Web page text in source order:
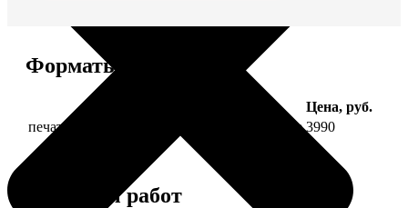
Форматы и цены
Цена, руб.
печать фото на холсте 40х40 на подрамнике 3990
Примеры работ